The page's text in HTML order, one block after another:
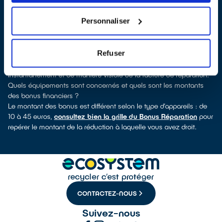
Personnaliser
Refuser
découvrirez pour quels types d’appareils ce professionnel a
TV, smartphone, outillage électroportatif : à chaque famille
d’équipements son réparateur spécialisé et labellisé QualiRépar.
Comment bénéficier du Bonus Réparation à Treillières ?
Le Bonus Réparation est en vigueur chez tous les professionnels
de la réparation ayant obtenu le label QualiRépar. Il est déduit
instantanément et de manière visible de la facture de réparation.
Quels équipements sont concernés et quels sont les montants
des bonus financiers ?
Le montant des bonus est différent selon le type d’appareils : de
10 à 45 euros, consultez bien la grille du Bonus Réparation pour
repérer le montant de la réduction à laquelle vous avez droit.
CONTACTEZ-NOUS
Suivez-nous